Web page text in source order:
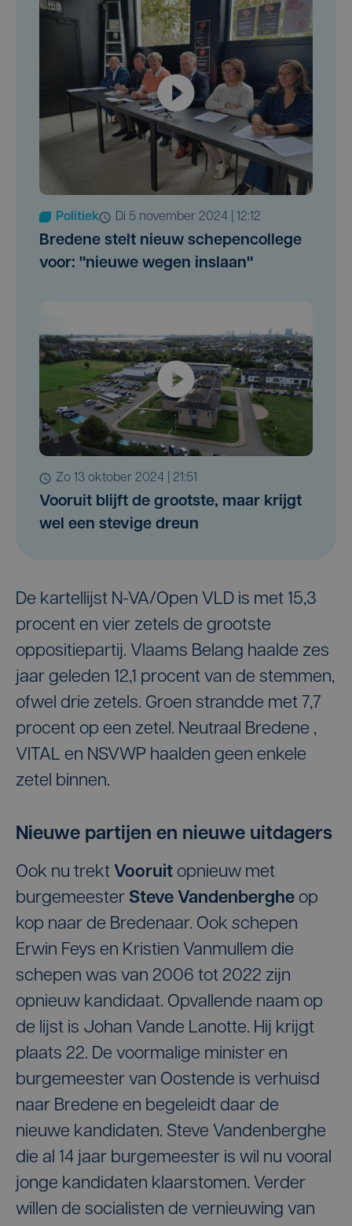
Politiek di 5 november 2024 | 12:12
Bredene stelt nieuw schepencollege
voor: "nieuwe wegen inslaan"
zo 13 oktober 2024 | 21:51
Vooruit blijft de grootste, maar krijgt
wel een stevige dreun
De kartellijst N-VA/Open VLD is met 15,3
procent en vier zetels de grootste
oppositiepartij. Vlaams Belang haalde zes
jaar geleden 12,1 procent van de stemmen,
ofwel drie zetels. Groen strandde met 7,7
procent op een zetel. Neutraal Bredene ,
VITAL en NSVWP haalden geen enkele
zetel binnen.
Nieuwe partijen en nieuwe uitdagers
Ook nu trekt Vooruit opnieuw met
burgemeester Steve Vandenberghe op
kop naar de Bredenaar. Ook schepen
Erwin Feys en Kristien Vanmullem die
schepen was van 2006 tot 2022 zijn
opnieuw kandidaat. Opvallende naam op
de lijst is Johan Vande Lanotte. Hij krijgt
plaats 22. De voormalige minister en
burgemeester van Oostende is verhuisd
naar Bredene en begeleidt daar de
nieuwe kandidaten. Steve Vandenberghe
die al 14 jaar burgemeester is wil nu vooral
jonge kandidaten klaarstomen. Verder
willen de socialisten de vernieuwing van